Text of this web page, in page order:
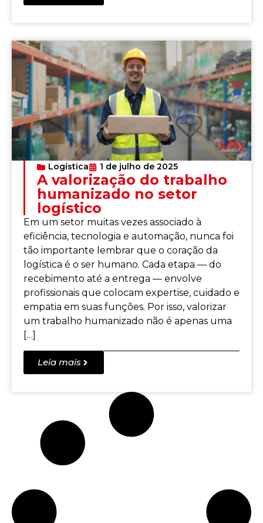
Logística 1 de julho de 2025
A valorização do trabalho
humanizado no setor
logístico
Em um setor muitas vezes associado à
eficiência, tecnologia e automação, nunca foi
tão importante lembrar que o coração da
logística é o ser humano. Cada etapa — do
recebimento até a entrega — envolve
profissionais que colocam expertise, cuidado e
empatia em suas funções. Por isso, valorizar
um trabalho humanizado não é apenas uma
[…]
Leia mais